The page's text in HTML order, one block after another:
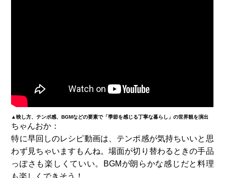
▲映し方、テンポ感、BGMなどの要素で「季節を感じる丁寧な暮らし」の世界観を演出
ちゃんおか：
特に早回しのレシピ動画は、テンポ感が気持ちいいと思
わず見ちゃいますもんね。場面が切り替わるときの手品
っぽさも楽しくていい。BGMが朗らかな感じだと料理
も楽しくできそう！